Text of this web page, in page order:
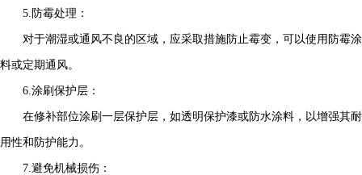
5.防霉处理：
对于潮湿或通风不良的区域，应采取措施防止霉变，可以使用防霉涂
料或定期通风。
6.涂刷保护层：
在修补部位涂刷一层保护层，如透明保护漆或防水涂料，以增强其耐
用性和防护能力。
7.避免机械损伤：